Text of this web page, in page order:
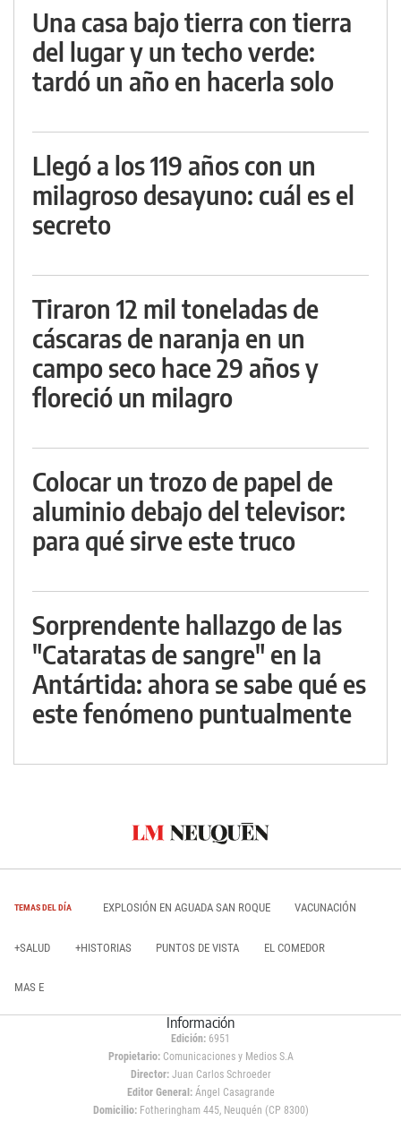
Una casa bajo tierra con tierra
del lugar y un techo verde:
tardó un año en hacerla solo
Llegó a los 119 años con un
milagroso desayuno: cuál es el
secreto
Tiraron 12 mil toneladas de
cáscaras de naranja en un
campo seco hace 29 años y
floreció un milagro
Colocar un trozo de papel de
aluminio debajo del televisor:
para qué sirve este truco
Sorprendente hallazgo de las
"Cataratas de sangre" en la
Antártida: ahora se sabe qué es
este fenómeno puntualmente
TEMAS DEL DÍA EXPLOSIÓN EN AGUADA SAN ROQUE VACUNACIÓN
+SALUD +HISTORIAS PUNTOS DE VISTA EL COMEDOR
MAS E
Información
Edición: 6951
Propietario:Comunicaciones y Medios S.A
Director: Juan Carlos Schroeder
Editor General:Ángel Casagrande
Domicilio:Fotheringham 445, Neuquén (CP 8300)